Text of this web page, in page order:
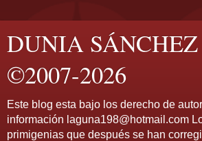
DUNIA
©2007-2026
Este blog esta bajo los derecho de
información laguna198@hotmail.com
primigenias que después se han